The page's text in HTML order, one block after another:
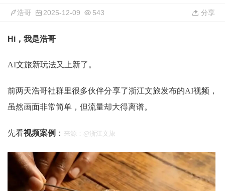
浩哥 2025-12-09 543 分享
Hi，我是浩哥
AI文旅新玩法又上新了。
前两天浩哥社群里很多伙伴分享了浙江文旅发布的AI视频，
虽然画面非常简单，但流量却大得离谱。
先看视频案例 ： 来源：@浙江文旅